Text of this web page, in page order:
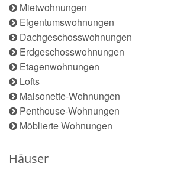
Mietwohnungen
Eigentumswohnungen
Dachgeschosswohnungen
Erdgeschosswohnungen
Etagenwohnungen
Lofts
Maisonette-Wohnungen
Penthouse-Wohnungen
Möblierte Wohnungen
Häuser